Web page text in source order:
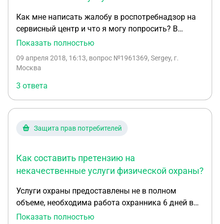
Как мне написать жалобу в роспотребнадзор на
сервисный центр и что я могу попросить? В
кратце: Заказал услугу по замене экрана на
получив при этом сомнительный договор и акт
время первого звонка была озвучена стоимость
до 3 тысяч согласно модели телефона и поломке.
После диагностики сказали стоимость замены
обойдется в 14 тысяч, что больше стоимости
нового устройства" Когда отказался от услуг
диагностику и услуги курьера. Стоимость услуг по
диагностике готов оплатить чтобы вернуть
проверили на ведение мошеннических действий
поскольку нашел множество отзывов с похожими
случаями. А также на законность
Показать полностью
09 апреля 2018, 16:13, вопрос №1961369, Sergey, г.
Москва
3 ответа
Защита прав потребителей
Как составить претензию на
некачественные услуги физической охраны?
Услуги охраны предоставлены не в полном
объеме, необходима работа охранника 6 дней в
неделю, фирма предоставила только одного
Показать полностью